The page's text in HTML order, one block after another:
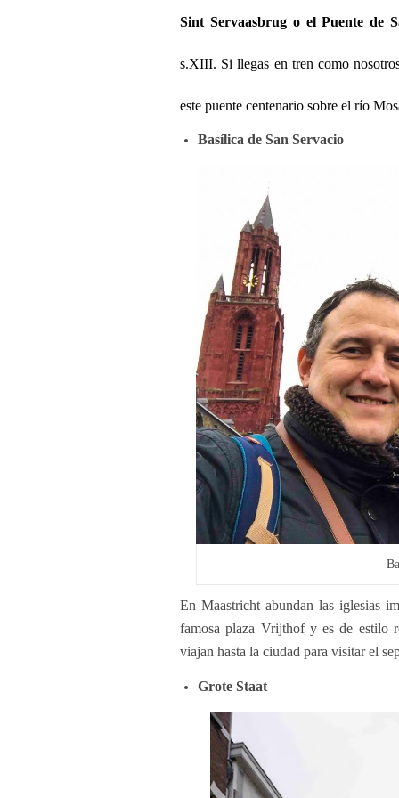
Sint Servaasbrug o el Puente de
s.XIII. Si llegas en tren como
este puente centenario sobre el río
Basílica de San Servacio
En Maastricht abundan las iglesias
famosa plaza Vrijthof y es de estilo
viajan hasta la ciudad para visitar el
Grote Staat